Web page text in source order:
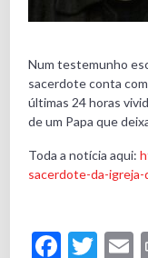
Num testemunho
sacerdote conta
últimas 24 horas
de um Papa que
Toda a notícia aqui:
sacerdote-da-